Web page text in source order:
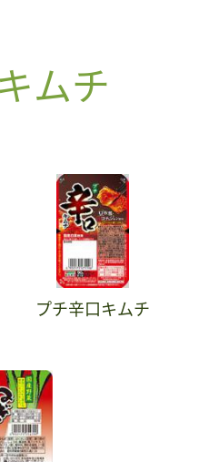
ムチ
プチ辛口キムチ